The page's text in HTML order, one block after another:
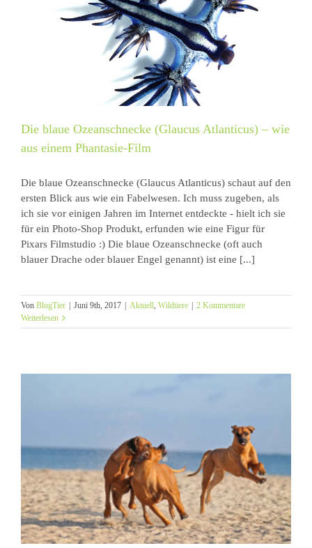
Die blaue Ozeanschnecke (Glaucus Atlanticus) – wie
aus einem Phantasie-Film
Die blaue Ozeanschnecke (Glaucus Atlanticus) schaut auf den
ersten Blick aus wie ein Fabelwesen. Ich muss zugeben, als
ich sie vor einigen Jahren im Internet entdeckte - hielt ich sie
für ein Photo-Shop Produkt, erfunden wie eine Figur für
Pixars Filmstudio :) Die blaue Ozeanschnecke (oft auch
blauer Drache oder blauer Engel genannt) ist eine [...]
Von BlogTier | Juni 9th, 2017 | Aktuell Wildtiere | 2 Kommentare
Weiterlesen